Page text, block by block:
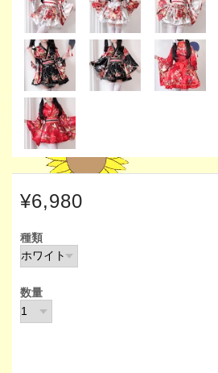
¥6,980
種類
数量